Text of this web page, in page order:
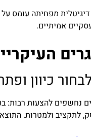
מפחיתה עומס
אמיתיים.
כיוון
נחשפים להצעות רבות:
לתקציב ולמטרות.